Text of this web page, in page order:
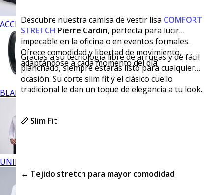
ACCESORIOS
BLANCOS
UNIFORMES
Descubre nuestra camisa de vestir lisa COMFORT
STRETCH Pierre Cardin, perfecta para lucir
impecable en la oficina o en eventos formales.
Ofrece comodidad y libertad de movimiento,
adaptándose a cada momento del día.
Gracias a su tecnología libre de arrugas y de fácil
planchado, siempre estarás listo para cualquier
ocasión. Su corte slim fit y el clásico cuello
tradicional le dan un toque de elegancia a tu look.
📏 Slim Fit
↔️ Tejido stretch para mayor comodidad